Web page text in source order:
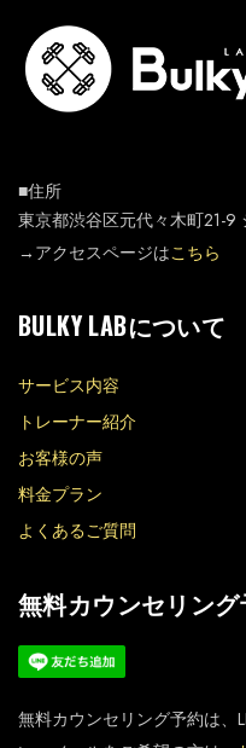
■住所
東京都渋谷区元代々木町21-9
→アクセスページはこちら
BULKY LABについて
サービス内容
トレーナー紹介
お客様の声
料金プラン
よくあるご質問
無料カウンセリン
無料カウンセリング予約は、